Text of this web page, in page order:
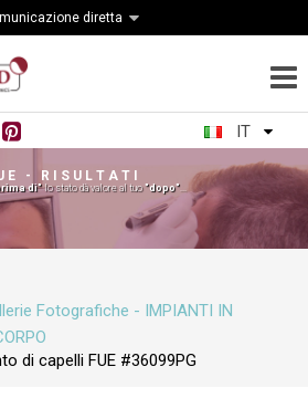
diretta
IT
E - R I S U L T A T I
di"lo stato dà valore al tuo "dopo"...
Fotografiche - IMPIANTI IN
di capelli FUE #36099PG